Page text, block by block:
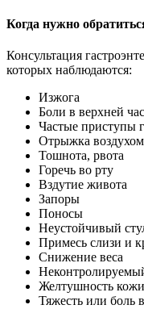
Когда нужно
Консультация
которых наблюдаются:
Изжога
Боли в верхней
Частые приступы
Отрыжка
Тошнота, рвота
Горечь во рту
Вздутие живота
Запоры
Поносы
Неустойчивый
Примесь слизи и
Снижение веса
Желтушность
Тяжесть или боль